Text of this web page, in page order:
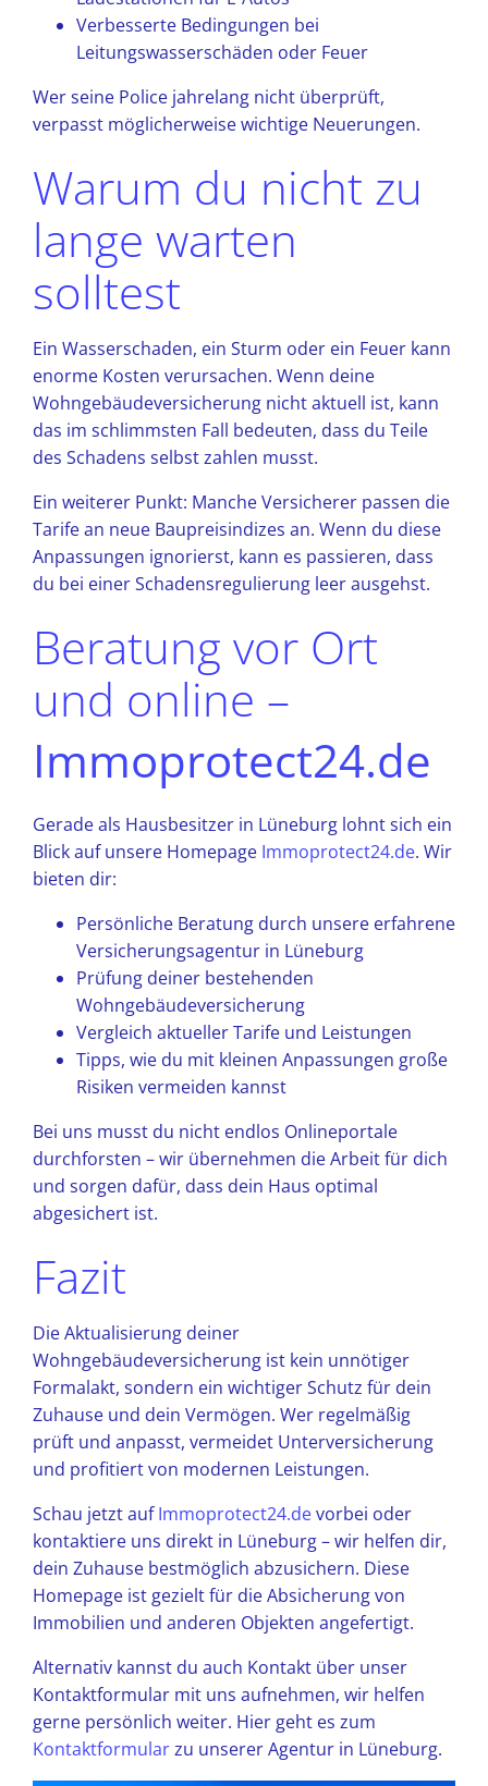
Verbesserte Bedingungen bei
Leitungswasserschäden oder Feuer
Wer seine Police jahrelang nicht überprüft,
verpasst möglicherweise wichtige Neuerungen.
Warum du nicht zu
lange warten
solltest
Ein Wasserschaden, ein Sturm oder ein Feuer kann
enorme Kosten verursachen. Wenn deine
Wohngebäudeversicherung nicht aktuell ist, kann
das im schlimmsten Fall bedeuten, dass du Teile
des Schadens selbst zahlen musst.
Ein weiterer Punkt: Manche Versicherer passen die
Tarife an neue Baupreisindizes an. Wenn du diese
Anpassungen ignorierst, kann es passieren, dass
du bei einer Schadensregulierung leer ausgehst.
Beratung vor Ort
und online –
Immoprotect24.de
Gerade als Hausbesitzer in Lüneburg lohnt sich ein
Blick auf unsere Homepage Immoprotect24.de. Wir
bieten dir:
Persönliche Beratung durch unsere erfahrene
Versicherungsagentur in Lüneburg
Prüfung deiner bestehenden
Wohngebäudeversicherung
Vergleich aktueller Tarife und Leistungen
Tipps, wie du mit kleinen Anpassungen große
Risiken vermeiden kannst
Bei uns musst du nicht endlos Onlineportale
durchforsten – wir übernehmen die Arbeit für dich
und sorgen dafür, dass dein Haus optimal
abgesichert ist.
Fazit
Die Aktualisierung deiner
Wohngebäudeversicherung ist kein unnötiger
Formalakt, sondern ein wichtiger Schutz für dein
Zuhause und dein Vermögen. Wer regelmäßig
prüft und anpasst, vermeidet Unterversicherung
und profitiert von modernen Leistungen.
Schau jetzt aufImmoprotect24.devorbei oder
kontaktiere uns direkt in Lüneburg – wir helfen dir,
dein Zuhause bestmöglich abzusichern. Diese
Homepage ist gezielt für die Absicherung von
Immobilien und anderen Objekten angefertigt.
Alternativ kannst du auch Kontakt über unser
Kontaktformular mit uns aufnehmen, wir helfen
gerne persönlich weiter. Hier geht es zum
Kontaktformularzu unserer Agentur in Lüneburg.